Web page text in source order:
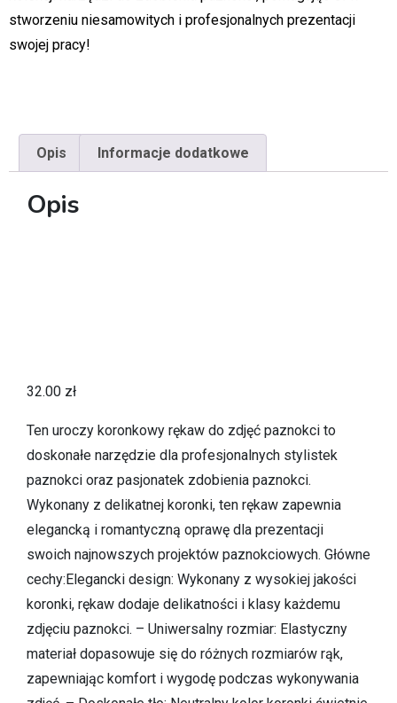
stworzeniu niesamowitych i profesjonalnych prezentacji
swojej pracy!
Opis Informacje dodatkowe
Opis
32.00 zł
Ten uroczy koronkowy rękaw do zdjęć paznokci to
doskonałe narzędzie dla profesjonalnych stylistek
paznokci oraz pasjonatek zdobienia paznokci.
Wykonany z delikatnej koronki, ten rękaw zapewnia
elegancką i romantyczną oprawę dla prezentacji
swoich najnowszych projektów paznokciowych. Główne
cechy:Elegancki design: Wykonany z wysokiej jakości
koronki, rękaw dodaje delikatności i klasy każdemu
zdjęciu paznokci. – Uniwersalny rozmiar: Elastyczny
materiał dopasowuje się do różnych rozmiarów rąk,
zapewniając komfort i wygodę podczas wykonywania